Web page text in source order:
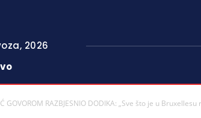
2026
GOVOROM RAZBJESNIO DODIKA: „Sve što je u